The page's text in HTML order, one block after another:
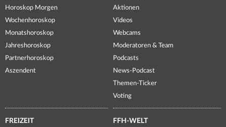
Horoskop Morgen
Wochenhoroskop
Monatshoroskop
Jahreshoroskop
Partnerhoroskop
Aszendent
Aktionen
Videos
Webcams
Moderatoren & Team
Podcasts
News-Podcast
Themen-Ticker
Voting
FREIZEIT FFH-WELT